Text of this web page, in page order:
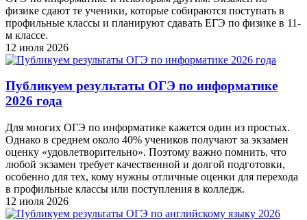
физике сдают те ученики, которые собираются поступать в
профильные классы и планируют сдавать ЕГЭ по физике в 11-
м классе.
12 июля 2026
Публикуем результаты ОГЭ по информатике
2026 года
Для многих ОГЭ по информатике кажется один из простых.
Однако в среднем около 40% учеников получают за экзамен
оценку «удовлетворительно». Поэтому важно помнить, что
любой экзамен требует качественной и долгой подготовки,
особенно для тех, кому нужны отличные оценки для перехода
в профильные классы или поступления в колледж.
12 июля 2026